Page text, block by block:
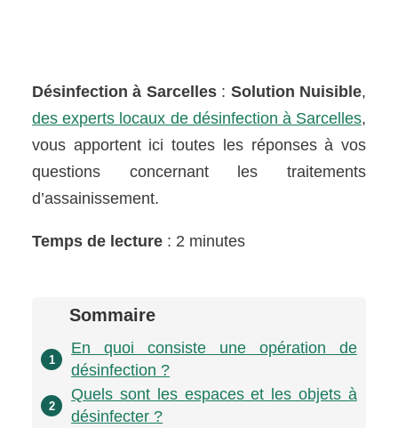
Désinfection à Sarcelles: Solution Nuisible,
des experts locaux de désinfection à Sarcelles,
vous apportent ici toutes les réponses à vos
questions concernant les traitements
d’assainissement.
Temps de lecture : 2 minutes
Sommaire
1
En quoi consiste une opération de
désinfection ?
2
Quels sont les espaces et les objets à
désinfecter ?